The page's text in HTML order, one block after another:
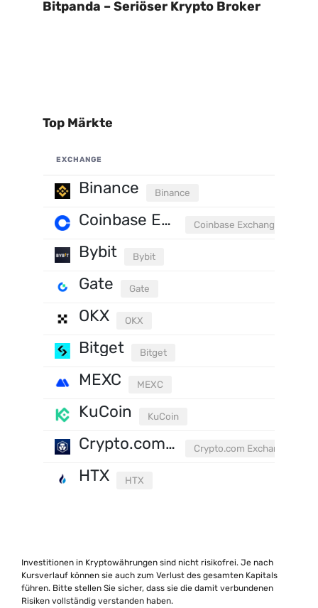
Bitpanda – Seriöser Krypto Broker
Top Märkte
EXCHANGE
Binance Binance
Coinbase Exchange Coinbase Exchange
Bybit Bybit
Gate Gate
OKX OKX
Bitget Bitget
MEXC MEXC
KuCoin KuCoin
Crypto.com Exchange Crypto.com Exchange
HTX HTX
Investitionen in Kryptowährungen sind nicht risikofrei. Je nach
Kursverlauf können sie auch zum Verlust des gesamten Kapitals
führen. Bitte stellen Sie sicher, dass sie die damit verbundenen
Risiken vollständig verstanden haben.